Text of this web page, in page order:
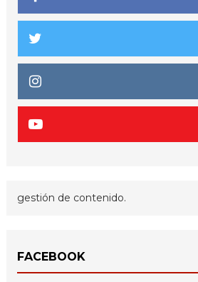
gestión de contenido.
FACEBOOK